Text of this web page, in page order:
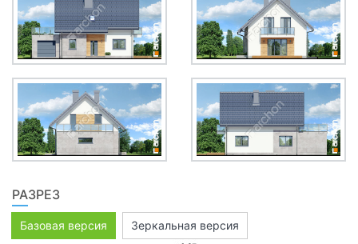
РАЗРЕЗ
Базовая версия Зеркальная версия